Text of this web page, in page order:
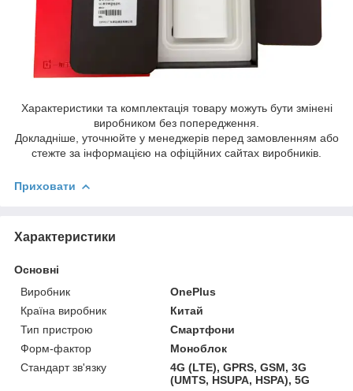
Характеристики та комплектація товару можуть бути змінені
виробником без попередження.
Докладніше, уточнюйте у менеджерів перед замовленням або
стежте за інформацією на офіційних сайтах виробників.
Приховати
Характеристики
Основні
Виробник
OnePlus
Країна виробник
Китай
Тип пристрою
Смартфони
Форм-фактор
Моноблок
Стандарт зв'язку
4G (LTE), GPRS, GSM, 3G
(UMTS, HSUPA, HSPA), 5G